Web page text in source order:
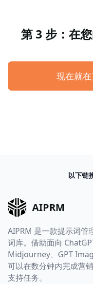
第 3 步：在
现在就
以下链
AIPRM
AIPRM 是一款提示词管
词库。借助面向
Midjourney、GPT
可以在数分钟内完成营
支持任务。